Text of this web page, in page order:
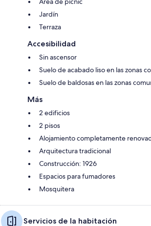
Jardín
Terraza
Accesibilidad
Sin ascensor
Suelo de acabado liso en las zonas
Suelo de baldosas en las zonas
Más
2 edificios
2 pisos
Alojamiento completamente
Arquitectura tradicional
Construcción: 1926
Espacios para fumadores
Mosquitera
Servicios de la habitación